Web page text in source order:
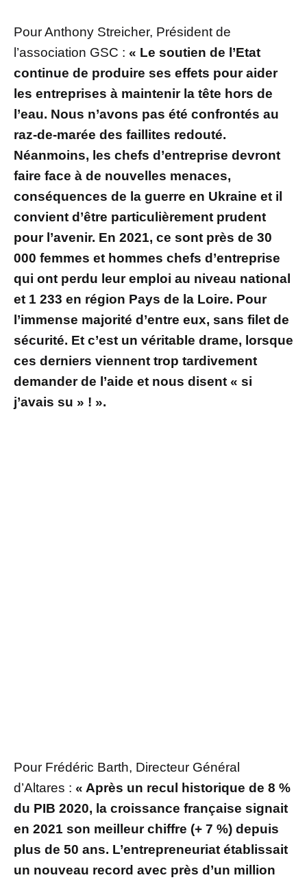
Pour Anthony Streicher, Président de
l’association GSC : « Le soutien de l’Etat
continue de produire ses effets pour aider
les entreprises à maintenir la tête hors de
l’eau. Nous n’avons pas été confrontés au
raz-de-marée des faillites redouté.
Néanmoins, les chefs d’entreprise devront
faire face à de nouvelles menaces,
conséquences de la guerre en Ukraine et il
convient d’être particulièrement prudent
pour l’avenir. En 2021, ce sont près de 30
000 femmes et hommes chefs d’entreprise
qui ont perdu leur emploi au niveau national
et 1 233 en région Pays de la Loire. Pour
l’immense majorité d’entre eux, sans filet de
sécurité. Et c’est un véritable drame, lorsque
ces derniers viennent trop tardivement
demander de l’aide et nous disent « si
j’avais su » ! ».
Pour Frédéric Barth, Directeur Général
d’Altares : « Après un recul historique de 8 %
du PIB 2020, la croissance française signait
en 2021 son meilleur chiffre (+ 7 %) depuis
plus de 50 ans. L’entrepreneuriat établissait
un nouveau record avec près d’un million